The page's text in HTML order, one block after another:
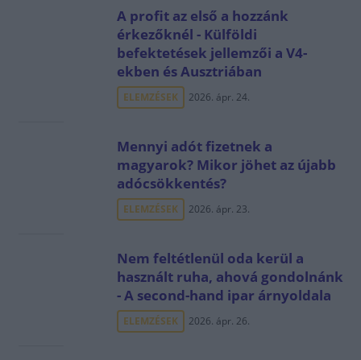
A profit az első a hozzánk
érkezőknél - Külföldi
befektetések jellemzői a V4-
ekben és Ausztriában
ELEMZÉSEK 2026. ápr. 24.
Mennyi adót fizetnek a
magyarok? Mikor jöhet az újabb
adócsökkentés?
ELEMZÉSEK 2026. ápr. 23.
Nem feltétlenül oda kerül a
használt ruha, ahová gondolnánk
- A second-hand ipar árnyoldala
ELEMZÉSEK 2026. ápr. 26.